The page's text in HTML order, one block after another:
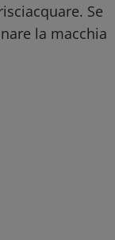
Se
la macchia